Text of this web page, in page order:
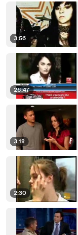
3:56
26:47
3:18
2:30